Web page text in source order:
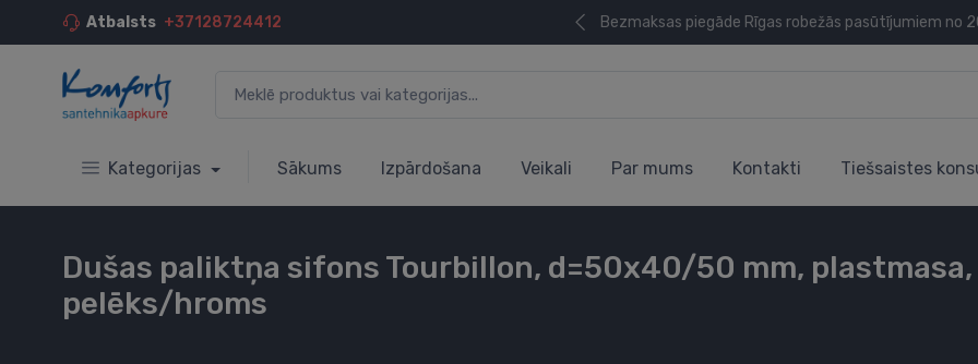
Atbalsts +37128724412 Bezmaksas piegāde Rīgas robežās pasūtījumiem no
Kategorijas Sākums Izpārdošana Veikali Par mums Kontakti Tiešsaistes
Dušas paliktņa sifons Tourbillon, d=50x40/50 mm, plastmasa,
pelēks/hroms